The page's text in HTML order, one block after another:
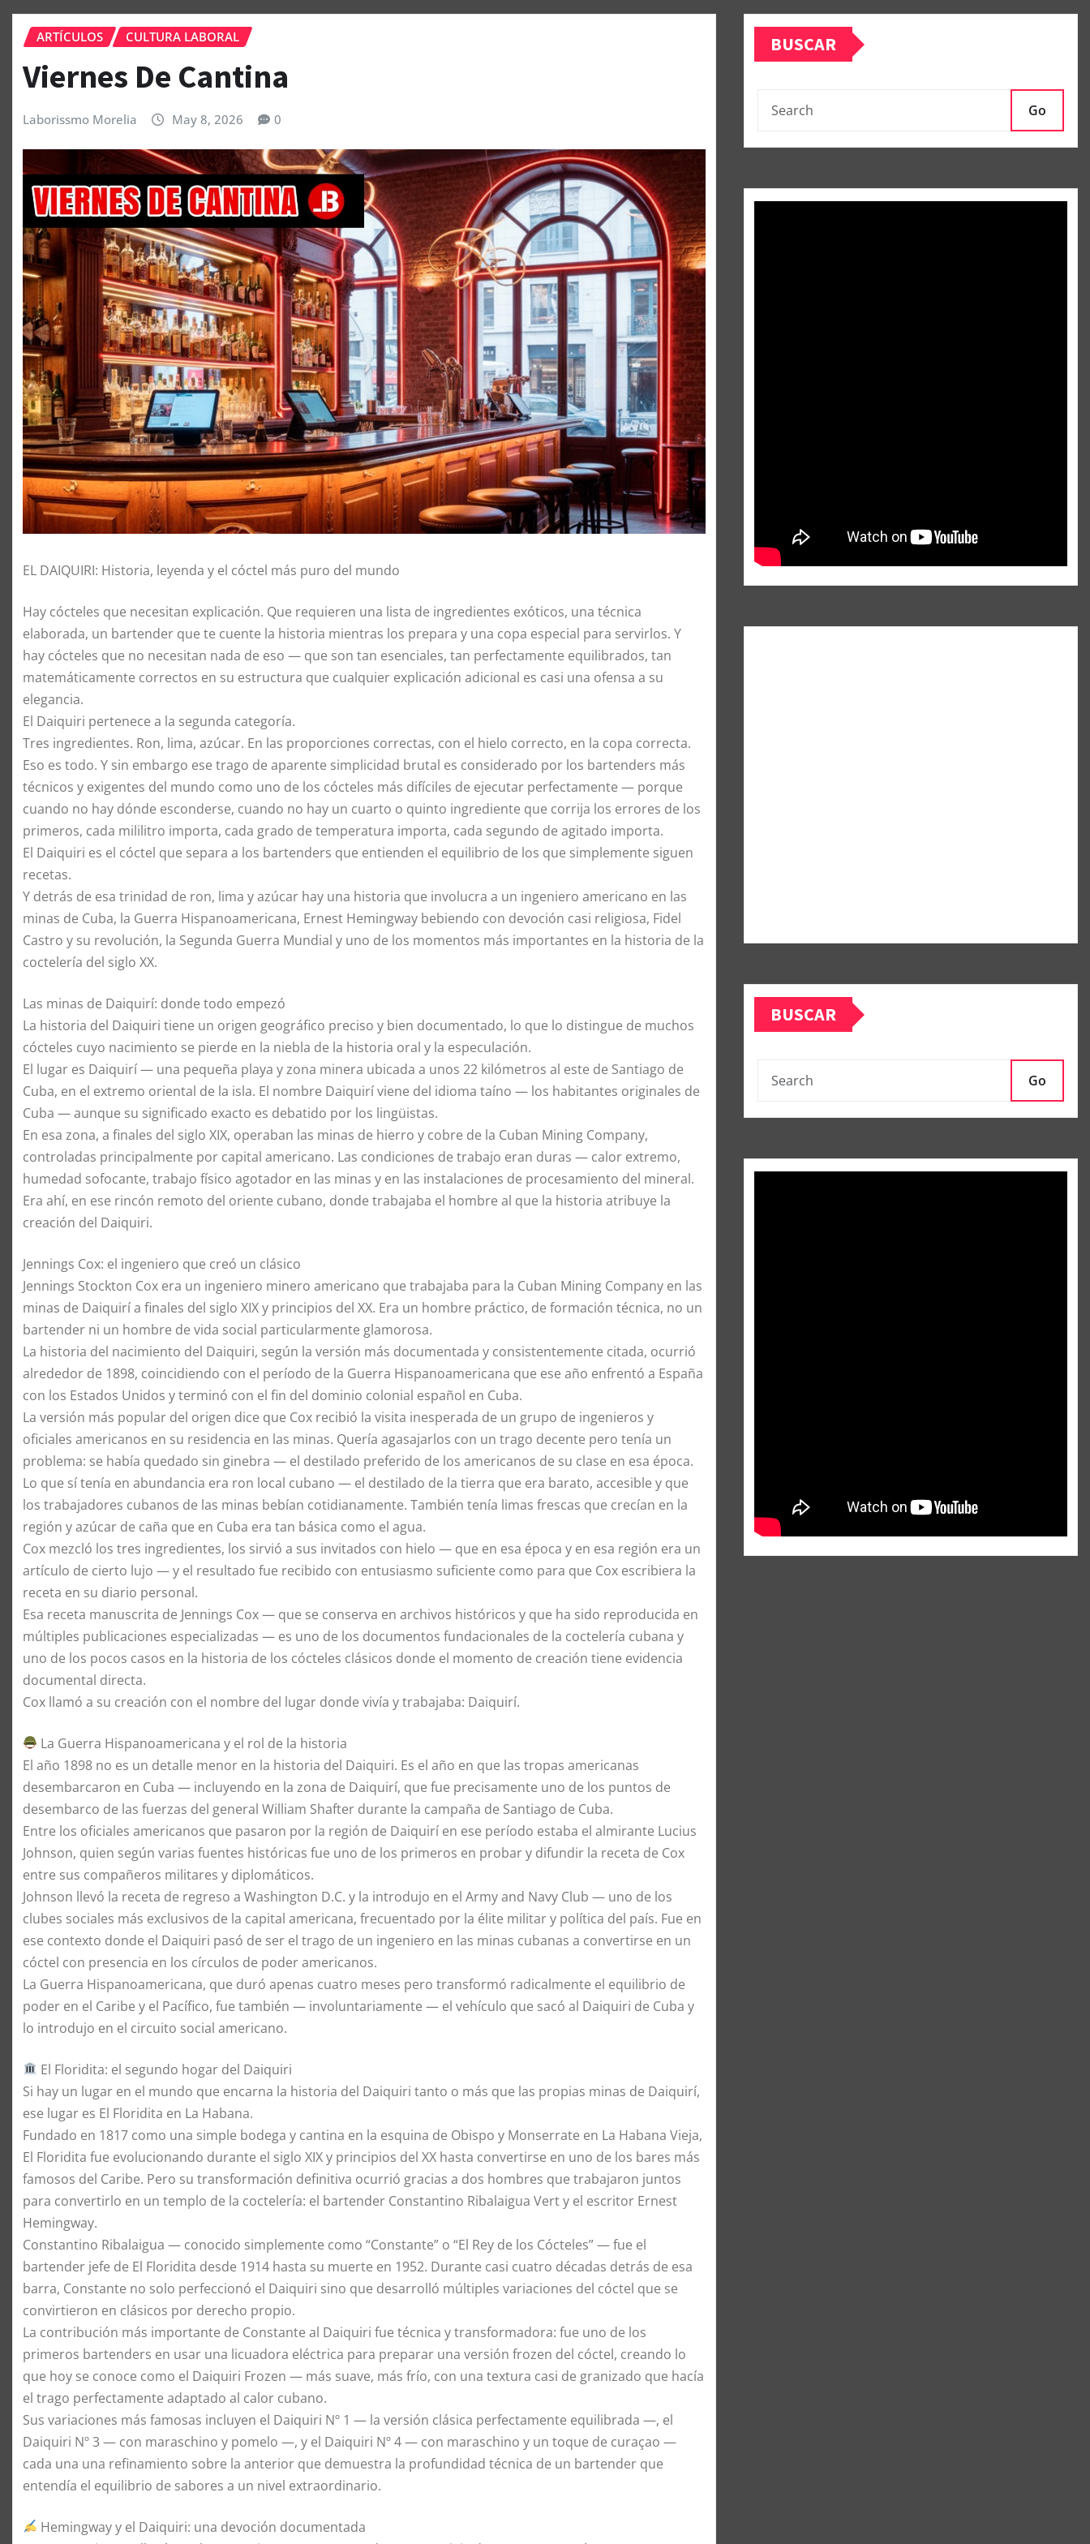
ARTÍCULOS CULTURA LABORAL
Viernes De Cantina
Laborissmo Morelia May 8, 2026 0
EL DAIQUIRI: Historia, leyenda y el cóctel más puro del mundo
Hay cócteles que necesitan explicación. Que requieren una lista de ingredientes exóticos, una técnica
elaborada, un bartender que te cuente la historia mientras los prepara y una copa especial para servirlos. Y
hay cócteles que no necesitan nada de eso — que son tan esenciales, tan perfectamente equilibrados, tan
matemáticamente correctos en su estructura que cualquier explicación adicional es casi una ofensa a su
elegancia.
El Daiquiri pertenece a la segunda categoría.
Tres ingredientes. Ron, lima, azúcar. En las proporciones correctas, con el hielo correcto, en la copa correcta.
Eso es todo. Y sin embargo ese trago de aparente simplicidad brutal es considerado por los bartenders más
técnicos y exigentes del mundo como uno de los cócteles más difíciles de ejecutar perfectamente — porque
cuando no hay dónde esconderse, cuando no hay un cuarto o quinto ingrediente que corrija los errores de los
primeros, cada mililitro importa, cada grado de temperatura importa, cada segundo de agitado importa.
El Daiquiri es el cóctel que separa a los bartenders que entienden el equilibrio de los que simplemente siguen
recetas.
Y detrás de esa trinidad de ron, lima y azúcar hay una historia que involucra a un ingeniero americano en las
minas de Cuba, la Guerra Hispanoamericana, Ernest Hemingway bebiendo con devoción casi religiosa, Fidel
Castro y su revolución, la Segunda Guerra Mundial y uno de los momentos más importantes en la historia de la
coctelería del siglo XX.
Las minas de Daiquirí: donde todo empezó
La historia del Daiquiri tiene un origen geográfico preciso y bien documentado, lo que lo distingue de muchos
cócteles cuyo nacimiento se pierde en la niebla de la historia oral y la especulación.
El lugar es Daiquirí — una pequeña playa y zona minera ubicada a unos 22 kilómetros al este de Santiago de
Cuba, en el extremo oriental de la isla. El nombre Daiquirí viene del idioma taíno — los habitantes originales de
Cuba — aunque su significado exacto es debatido por los lingüistas.
En esa zona, a finales del siglo XIX, operaban las minas de hierro y cobre de la Cuban Mining Company,
controladas principalmente por capital americano. Las condiciones de trabajo eran duras — calor extremo,
humedad sofocante, trabajo físico agotador en las minas y en las instalaciones de procesamiento del mineral.
Era ahí, en ese rincón remoto del oriente cubano, donde trabajaba el hombre al que la historia atribuye la
creación del Daiquiri.
Jennings Cox: el ingeniero que creó un clásico
Jennings Stockton Cox era un ingeniero minero americano que trabajaba para la Cuban Mining Company en las
minas de Daiquirí a finales del siglo XIX y principios del XX. Era un hombre práctico, de formación técnica, no un
bartender ni un hombre de vida social particularmente glamorosa.
La historia del nacimiento del Daiquiri, según la versión más documentada y consistentemente citada, ocurrió
alrededor de 1898, coincidiendo con el período de la Guerra Hispanoamericana que ese año enfrentó a España
con los Estados Unidos y terminó con el fin del dominio colonial español en Cuba.
La versión más popular del origen dice que Cox recibió la visita inesperada de un grupo de ingenieros y
oficiales americanos en su residencia en las minas. Quería agasajarlos con un trago decente pero tenía un
problema: se había quedado sin ginebra — el destilado preferido de los americanos de su clase en esa época.
Lo que sí tenía en abundancia era ron local cubano — el destilado de la tierra que era barato, accesible y que
los trabajadores cubanos de las minas bebían cotidianamente. También tenía limas frescas que crecían en la
región y azúcar de caña que en Cuba era tan básica como el agua.
Cox mezcló los tres ingredientes, los sirvió a sus invitados con hielo — que en esa época y en esa región era un
artículo de cierto lujo — y el resultado fue recibido con entusiasmo suficiente como para que Cox escribiera la
receta en su diario personal.
Esa receta manuscrita de Jennings Cox — que se conserva en archivos históricos y que ha sido reproducida en
múltiples publicaciones especializadas — es uno de los documentos fundacionales de la coctelería cubana y
uno de los pocos casos en la historia de los cócteles clásicos donde el momento de creación tiene evidencia
documental directa.
Cox llamó a su creación con el nombre del lugar donde vivía y trabajaba: Daiquirí.
La Guerra Hispanoamericana y el rol de la historia
El año 1898 no es un detalle menor en la historia del Daiquiri. Es el año en que las tropas americanas
desembarcaron en Cuba — incluyendo en la zona de Daiquirí, que fue precisamente uno de los puntos de
desembarco de las fuerzas del general William Shafter durante la campaña de Santiago de Cuba.
Entre los oficiales americanos que pasaron por la región de Daiquirí en ese período estaba el almirante Lucius
Johnson, quien según varias fuentes históricas fue uno de los primeros en probar y difundir la receta de Cox
entre sus compañeros militares y diplomáticos.
Johnson llevó la receta de regreso a Washington D.C. y la introdujo en el Army and Navy Club — uno de los
clubes sociales más exclusivos de la capital americana, frecuentado por la élite militar y política del país. Fue en
ese contexto donde el Daiquiri pasó de ser el trago de un ingeniero en las minas cubanas a convertirse en un
cóctel con presencia en los círculos de poder americanos.
La Guerra Hispanoamericana, que duró apenas cuatro meses pero transformó radicalmente el equilibrio de
poder en el Caribe y el Pacífico, fue también — involuntariamente — el vehículo que sacó al Daiquiri de Cuba y
lo introdujo en el circuito social americano.
El Floridita: el segundo hogar del Daiquiri
Si hay un lugar en el mundo que encarna la historia del Daiquiri tanto o más que las propias minas de Daiquirí,
ese lugar es El Floridita en La Habana.
Fundado en 1817 como una simple bodega y cantina en la esquina de Obispo y Monserrate en La Habana Vieja,
El Floridita fue evolucionando durante el siglo XIX y principios del XX hasta convertirse en uno de los bares más
famosos del Caribe. Pero su transformación definitiva ocurrió gracias a dos hombres que trabajaron juntos
para convertirlo en un templo de la coctelería: el bartender Constantino Ribalaigua Vert y el escritor Ernest
Hemingway.
Constantino Ribalaigua — conocido simplemente como “Constante” o “El Rey de los Cócteles” — fue el
bartender jefe de El Floridita desde 1914 hasta su muerte en 1952. Durante casi cuatro décadas detrás de esa
barra, Constante no solo perfeccionó el Daiquiri sino que desarrolló múltiples variaciones del cóctel que se
convirtieron en clásicos por derecho propio.
La contribución más importante de Constante al Daiquiri fue técnica y transformadora: fue uno de los
primeros bartenders en usar una licuadora eléctrica para preparar una versión frozen del cóctel, creando lo
que hoy se conoce como el Daiquiri Frozen — más suave, más frío, con una textura casi de granizado que hacía
el trago perfectamente adaptado al calor cubano.
Sus variaciones más famosas incluyen el Daiquiri Nº 1 — la versión clásica perfectamente equilibrada —, el
Daiquiri Nº 3 — con maraschino y pomelo —, y el Daiquiri Nº 4 — con maraschino y un toque de curaçao —
cada una una refinamiento sobre la anterior que demuestra la profundidad técnica de un bartender que
entendía el equilibrio de sabores a un nivel extraordinario.
Hemingway y el Daiquiri: una devoción documentada
BUSCAR
Go
BUSCAR
Go